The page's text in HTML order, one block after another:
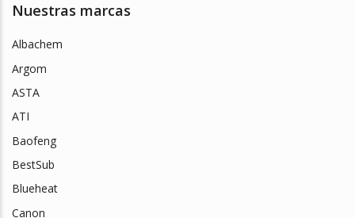
Nuestras marcas
Albachem
Argom
ASTA
ATI
Baofeng
BestSub
Blueheat
Canon